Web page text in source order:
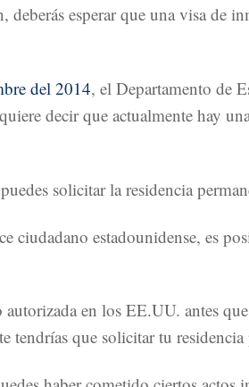
esperar que una visa de
del 2014, el Departamento de
decir que actualmente hay
solicitar la residencia
estadounidense, es
en los EE.UU. antes
que solicitar tu residencia